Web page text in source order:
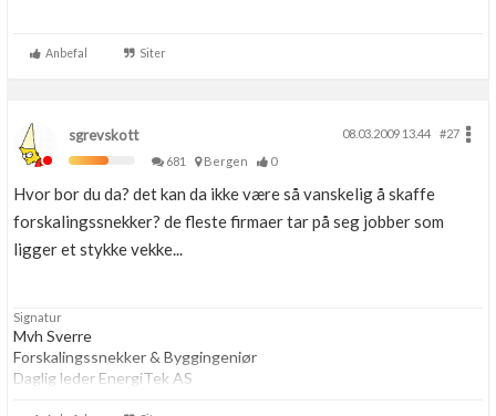
alltogether, but no matter what the future holds, no matter how far
Anbefal Siter
sgrevskott 08.03.2009 13.44
#27
681
Bergen 0
Hvor bor du da? det kan da ikke være så vanskelig å skaffe
forskalingssnekker? de fleste firmaer tar på seg jobber som
ligger et stykke vekke...
Signatur
Mvh Sverre
Forskalingssnekker & Byggingeniør
Daglig leder EnergiTek AS